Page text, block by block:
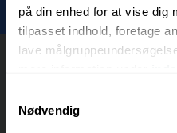
på din enhed for at vise dig
tilpasset indhold, foretage
lave
tilbage eller ændre
"Cookiedeklaration", eller
Nødvendig